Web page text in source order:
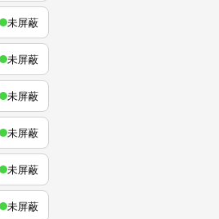
未屏蔽
未屏蔽
未屏蔽
未屏蔽
未屏蔽
未屏蔽